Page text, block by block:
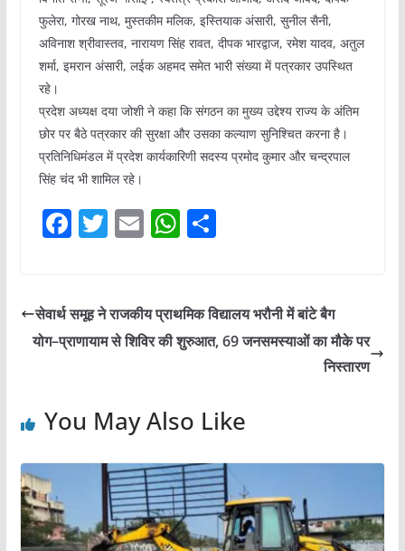
फुलेरा, गोरख नाथ, मुस्तकीम मलिक, इस्तियाक अंसारी, सुनील सैनी,
अविनाश श्रीवास्तव, नारायण सिंह रावत, दीपक भारद्वाज, रमेश यादव, अतुल
शर्मा, इमरान अंसारी, लईक अहमद समेत भारी संख्या में पत्रकार उपस्थित
रहे।
प्रदेश अध्यक्ष दया जोशी ने कहा कि संगठन का मुख्य उद्देश्य राज्य के अंतिम
छोर पर बैठे पत्रकार की सुरक्षा और उसका कल्याण सुनिश्चित करना है।
प्रतिनिधिमंडल में प्रदेश कार्यकारिणी सदस्य प्रमोद कुमार और चन्द्रपाल
सिंह चंद भी शामिल रहे।
F
e
b
k
T
er
E
l
W
s
A
S
e
सेवार्थ समूह ने राजकीय प्राथमिक विद्यालय भरौनी में बांटे बैग
योग–प्राणायाम से शिविर की शुरुआत, 69 जनसमस्याओं का मौके पर
निस्तारण
You May Also Like